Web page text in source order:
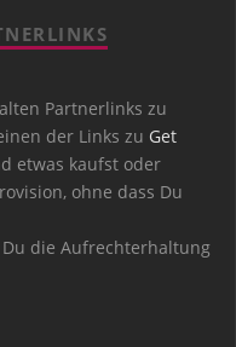
Partnerlinks zu
der Links zu Get
etwas kaufst oder
ohne dass Du
die Aufrechterhaltung